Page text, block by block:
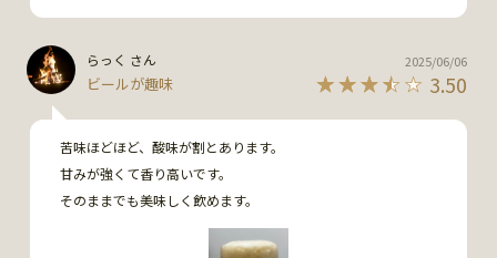
らっく さん
ビールが趣味 3.50
2025/06/06
苦味ほどほど、酸味が割とあります。
甘みが強くて香り高いです。
そのままでも美味しく飲めます。